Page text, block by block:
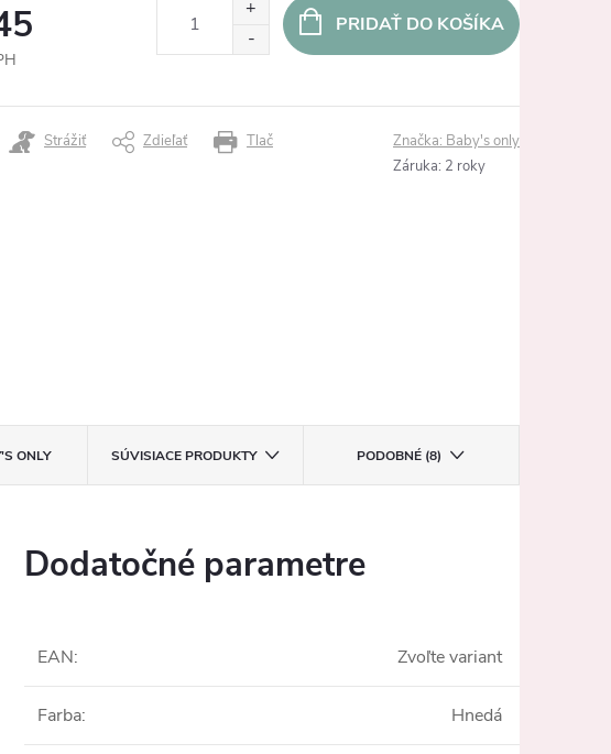
PRIDAŤ DO KOŠÍKA
Tlač
Strážiť Zdieľať Značka: Baby's only
Záruka: 2 roky
ONLY SÚVISIACE PRODUKTY PODOBNÉ (8)
Dodatočné parametre
EAN: Zvoľte variant
Farba: Hnedá